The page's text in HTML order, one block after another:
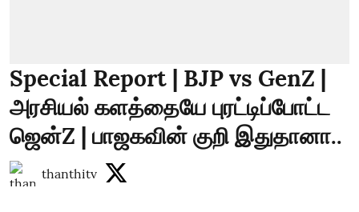
Special Report | BJP vs GenZ |
அரசியல் களத்தையே புரட்டிப்போட்ட
ஜென்Z | பாஜகவின் குறி இதுதானா..
thanthitv